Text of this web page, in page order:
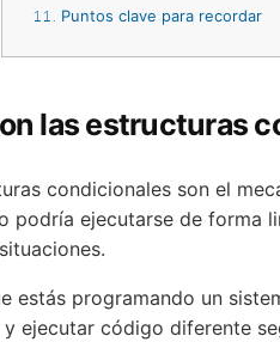
11
Puntos clave para recordar
las estructuras
condicionales son el
podría ejecutarse de forma
estás programando un
ejecutar código diferente